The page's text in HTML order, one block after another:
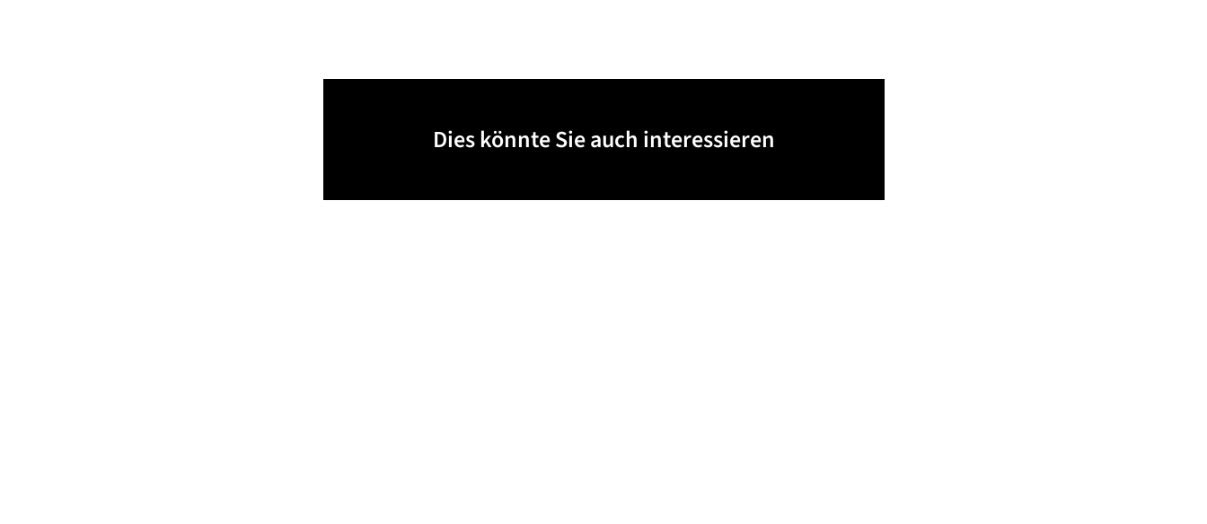
Dies könnte Sie auch interessieren